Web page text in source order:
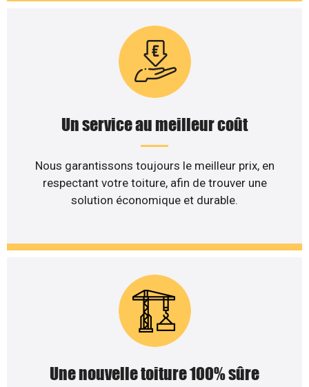
Un service au meilleur coût
Nous garantissons toujours le meilleur prix, en
respectant votre toiture, afin de trouver une
solution économique et durable.
Une nouvelle toiture 100% sûre